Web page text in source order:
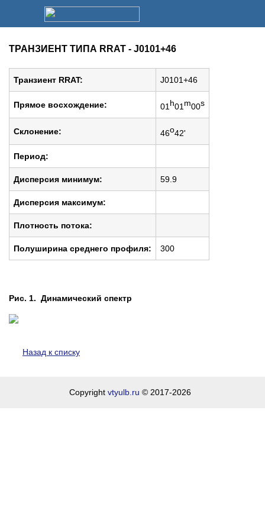
ТРАНЗИЕНТ ТИПА RRAT - J0101+46
Транзиент RRAT: J0101+46
Прямое восхождение: 01 h01 m00s
Cклонение: 46o42'
Период:
Дисперсия минимум: 59.9
Дисперсия максимум:
Плотность потока:
Полуширина среднего профиля: 300
Рис. 1. Динамический спектр
Назад к списку
Copyright vtyulb.ru © 2017-2026